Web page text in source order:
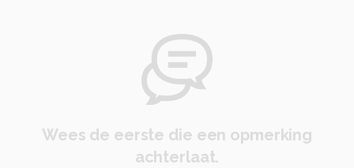
Wees de eerste die een opmerking
achterlaat.